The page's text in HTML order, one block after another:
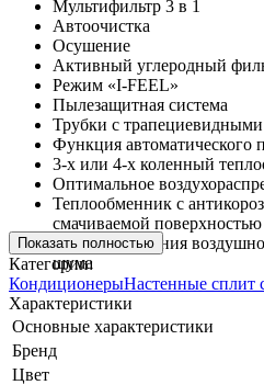
Мультифильтр 3 в 1
Автоочистка
Осушение
Активный углеродный
Режим «I-FEEL»
Пылезащитная система
Трубки с
Функция автоматического
3-х или 4-х коленный
Оптимальное
Теплообменник с
смачиваемой поверхностью
Система создания
шума
Показать полностью
Категории:
КондиционерыНастенные сплит
Характеристики
Основные характеристики
Бренд
Цвет